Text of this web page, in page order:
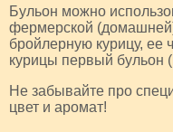
Бульон можно
фермерской
бройлерную курицу, ее
курицы первый бульон
Не забывайте про
цвет и аромат!